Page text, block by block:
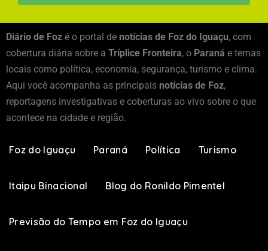
Diário de Foz é o portal de notícias de Foz do Iguaçu, com
cobertura diária sobre a Tríplice Fronteira, o Paraná e temas
locais como política, economia, segurança, turismo e clima.
Aqui você acompanha as principais notícias de Foz,
reportagens investigativas e coberturas ao vivo sobre o que
acontece na cidade e região.
Foz do Iguaçu Paraná Política Turismo
Itaipu Binacional Blog do Ronildo Pimentel
Previsão do Tempo em Foz do Iguaçu